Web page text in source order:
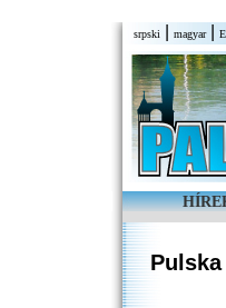
srpski magyar|